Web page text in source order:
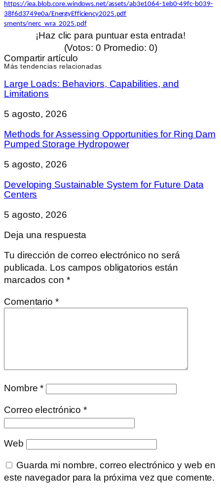
https://iea.blob.core.windows.net/assets/ab3e1064-1eb0-49fc-b039-
38f6d3749e0a/EnergyEfficiency2025.pdf
sments/nerc_wra_2025.pdf
¡Haz clic para puntuar esta entrada!
(Votos: 0 Promedio: 0)
Compartir artículo
Más tendencias relacionadas
Large Loads: Behaviors, Capabilities, and
Limitations
5 agosto, 2026
Methods for Assessing Opportunities for Ring Dam
Pumped Storage Hydropower
5 agosto, 2026
Developing Sustainable System for Future Data
Centers
5 agosto, 2026
Deja una respuesta
Tu dirección de correo electrónico no será
publicada. Los campos obligatorios están
marcados con *
Comentario *
Nombre*
Correo electrónico*
Web
Guarda mi nombre, correo electrónico y web en
este navegador para la próxima vez que comente.